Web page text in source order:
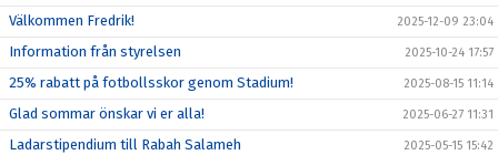
Välkommen Fredrik! 2025-12-09 23:04
Information från styrelsen 2025-10-24 17:57
25% rabatt på fotbollsskor genom Stadium! 2025-08-15 11:14
Glad sommar önskar vi er alla! 2025-06-27 11:31
Ladarstipendium till Rabah Salameh 2025-05-15 15:42